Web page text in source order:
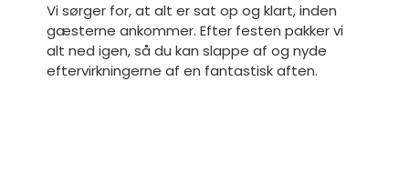
Vi sørger for, at alt er sat op og klart, inden
gæsterne ankommer. Efter festen pakker vi
alt ned igen, så du kan slappe af og nyde
eftervirkningerne af en fantastisk aften.